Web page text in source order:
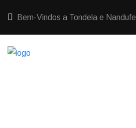
Bem-Vindos a Tondela e Nandufe